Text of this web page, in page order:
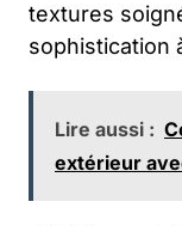
textures
sophistication
Lire aussi :
extérieur